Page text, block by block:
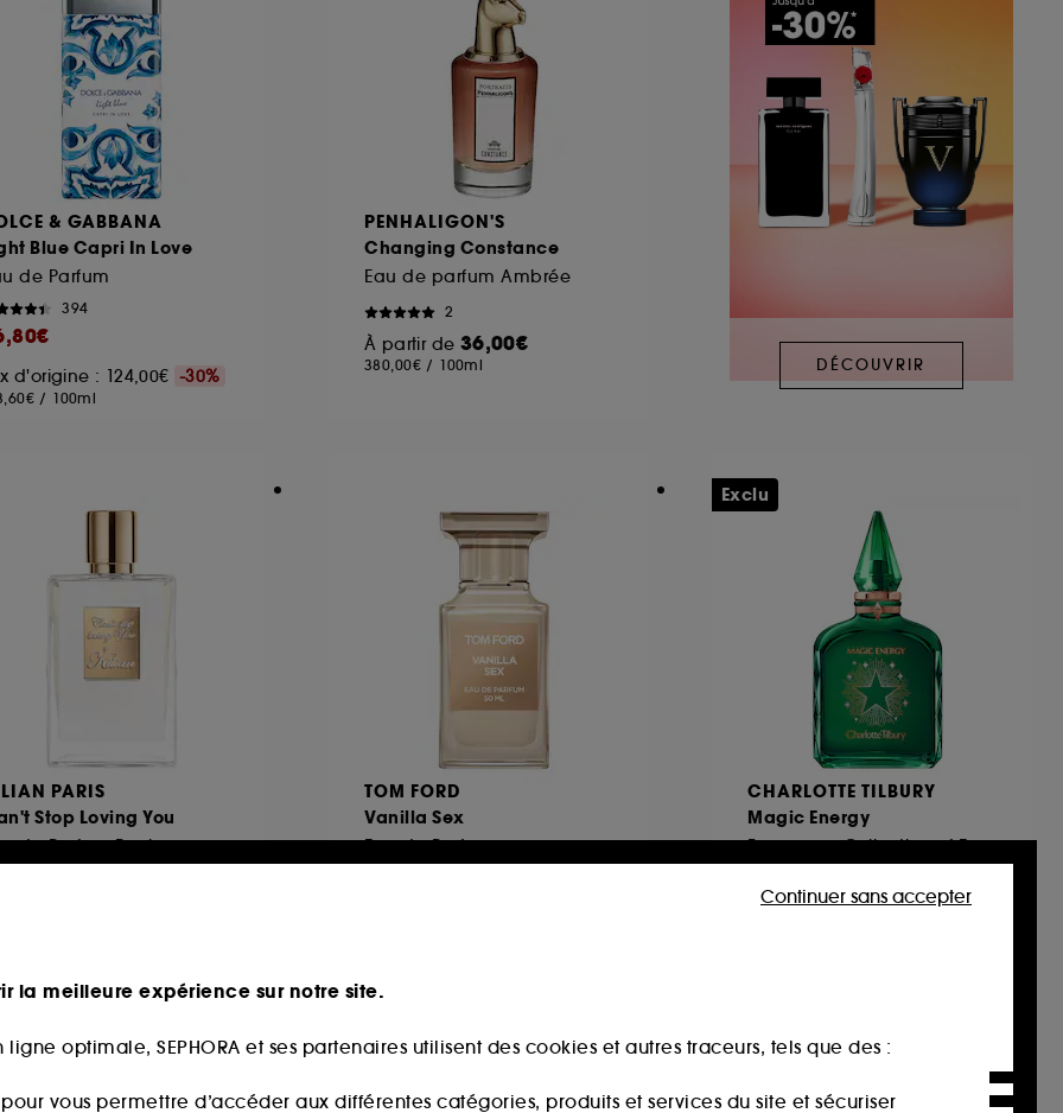
& GABBANA
Blue Capri In Love
de Parfum
394
d'origine : 124,00€ -30%
/ 100ml
PENHALIGON'S
Changing Constance
Eau de parfum Ambrée
2
À partir de 36,00€
380,00€ / 100ml DÉCOUVRIR
PARIS
Stop Loving You
Eau de Parfum Rechargeable
TOM FORD
Vanilla Sex
Eau de Parfum
CHARLOTTE TILBURY
Magic Energy
Fragrance Collection of Emotions
32,00€
Exclu
la meilleure expérience sur notre site.
optimale, SEPHORA et ses partenaires utilisent des cookies et autres traceurs, tels que des :
pour vous permettre d’accéder aux différentes catégories, produits et services du site et sécuriser
Continuer sans accepter